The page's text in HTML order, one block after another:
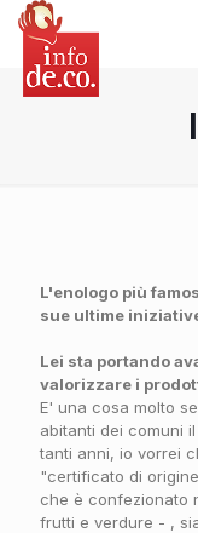
L'enologo più
sue ultime
Lei sta portando
valorizzare i
E' una cosa molto
abitanti dei comuni
tanti anni, io vorrei
"certificato di
che è confezionato
frutti e verdure - ,